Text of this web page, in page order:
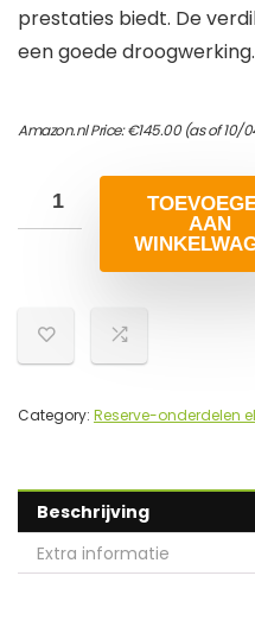
prestaties biedt. De
een goede droogwerking.
Amazon.nl Price:€145.00(as of 10/
AAN
Category: Reserve-onderdelen
Beschrijving
Extra informatie